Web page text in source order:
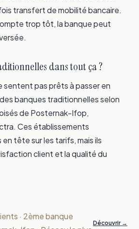
transfert de mobilité bancaire.
trop tôt, la banque peut
dans tout ça ?
sentent pas prêts à passer en
banques traditionnelles selon
de Posternak-Ifop,
Ces établissements
en tête sur les tarifs, mais ils
client et la qualité du
· 2ème banque
Découvrir →